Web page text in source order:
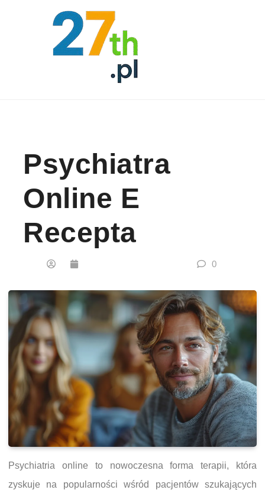
Psychiatra
Online E
Recepta
0
Psychiatria online to nowoczesna forma terapii, która
zyskuje na popularności wśród pacjentów szukających